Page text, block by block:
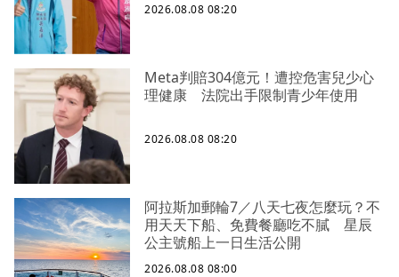
2026.08.08 08:20
Meta判賠304億元！遭控危害兒少心
理健康 法院出手限制青少年使用
2026.08.08 08:20
阿拉斯加郵輪7／八天七夜怎麼玩？不
用天天下船、免費餐廳吃不膩 星辰
公主號船上一日生活公開
2026.08.08 08:00